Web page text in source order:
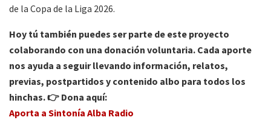
de la Copa de la Liga 2026.
Hoy tú también puedes ser parte de este proyecto
colaborando con una donación voluntaria. Cada aporte
nos ayuda a seguir llevando información, relatos,
previas, postpartidos y contenido albo para todos los
hinchas. 👉 Dona aquí:
Aporta a Sintonía Alba Radio